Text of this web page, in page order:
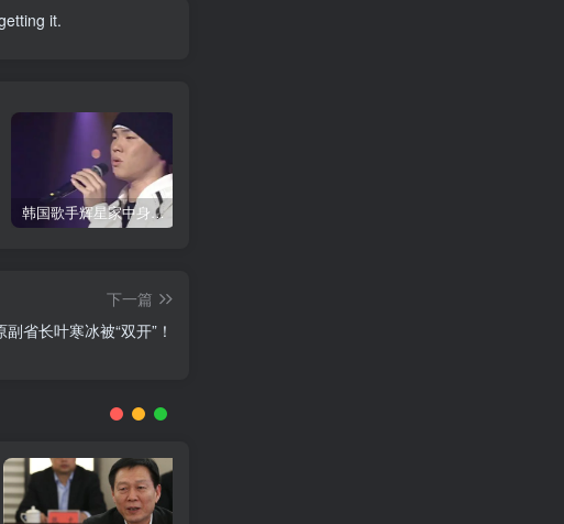
it.
韩国歌手辉星家中身亡，终年43岁，警方调查死因
下一篇
副省长叶寒冰被“双开”！